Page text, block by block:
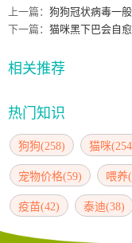
上一篇：狗狗冠状病毒一
下一篇：猫咪黑下巴会自
相关推荐
热门知识
狗狗(258) 猫咪
宠物价格(59) 喂养
疫苗(42) 泰迪(38)